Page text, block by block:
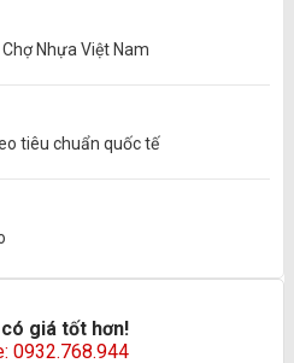
Nhựa Việt Nam
tiêu chuẩn quốc tế
giá tốt hơn!
0932.768.944